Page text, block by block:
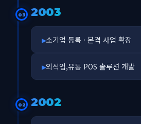
03 2003
소기업 등록 · 본격 사업 확장
외식업,유통 POS 솔루션 개발
02 2002